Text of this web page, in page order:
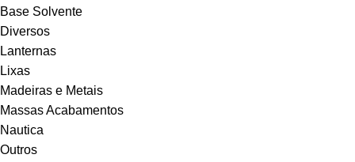
Base Solvente
Diversos
Lanternas
Lixas
Madeiras e Metais
Massas Acabamentos
Nautica
Outros